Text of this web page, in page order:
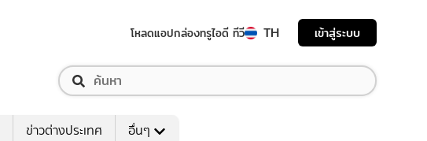
โหลดแอปกล่องทรูไอดี ทีวี TH เข้าสู่ระบบ
ข่าวต่างประเทศ อื่นๆ